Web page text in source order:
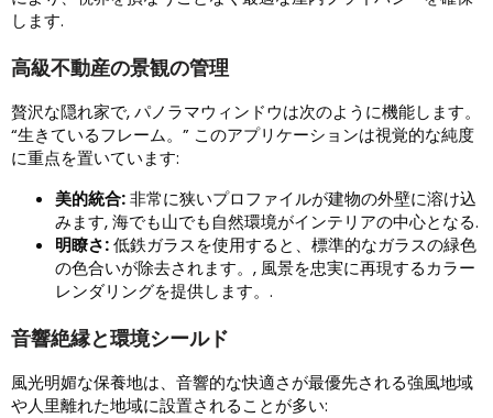
します.
高級不動産の景観の管理
贅沢な隠れ家で, パノラマウィンドウは次のように機能します。
“生きているフレーム。” このアプリケーションは視覚的な純度
に重点を置いています:
美的統合:非常に狭いプロファイルが建物の外壁に溶け込
みます, 海でも山でも自然環境がインテリアの中心となる.
明瞭さ:低鉄ガラスを使用すると、標準的なガラスの緑色
の色合いが除去されます。, 風景を忠実に再現するカラー
レンダリングを提供します。.
音響絶縁と環境シールド
風光明媚な保養地は、音響的な快適さが最優先される強風地域
や人里離れた地域に設置されることが多い: